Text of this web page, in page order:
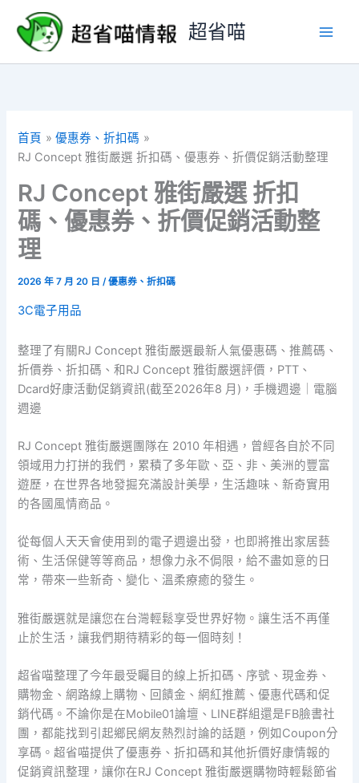
要
超省喵
首頁
優惠券、折扣碼
RJ Concept 雅街嚴選 折扣碼、優惠券、折價促銷活動整理
RJ Concept 雅街嚴選 折扣
碼、優惠券、折價促銷活動整
理
2026 年 7 月 20 日/優惠券、折扣碼
3C電子用品
整理了有關RJ Concept 雅街嚴選最新人氣優惠碼、推薦碼、
折價券、折扣碼、和RJ Concept 雅街嚴選評價，PTT、
Dcard好康活動促銷資訊(截至2026年8 月)，手機週邊｜電腦
週邊
RJ Concept 雅街嚴選團隊在 2010 年相遇，曾經各自於不同
領域用力打拼的我們，累積了多年歐、亞、非、美洲的豐富
遊歷，在世界各地發掘充滿設計美學，生活趣味、新奇實用
的各國風情商品。
從每個人天天會使用到的電子週邊出發，也即將推出家居藝
術、生活保健等等商品，想像力永不侷限，給不盡如意的日
常，帶來一些新奇、變化、溫柔療癒的發生。
雅街嚴選就是讓您在台灣輕鬆享受世界好物。讓生活不再僅
止於生活，讓我們期待精彩的每一個時刻！
超省喵整理了今年最受矚目的線上折扣碼、序號、現金券、
購物金、網路線上購物、回饋金、網紅推薦、優惠代碼和促
銷代碼。不論你是在Mobile01論壇、LINE群組還是FB臉書社
團，都能找到引起鄉民網友熱烈討論的話題，例如Coupon分
享碼。超省喵提供了優惠券、折扣碼和其他折價好康情報的
促銷資訊整理，讓你在RJ Concept 雅街嚴選購物時輕鬆節省